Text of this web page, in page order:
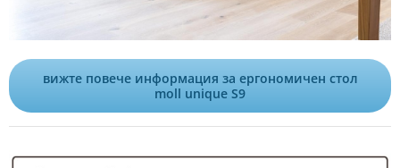
вижте повече информация за ергономичен стол
moll unique S9